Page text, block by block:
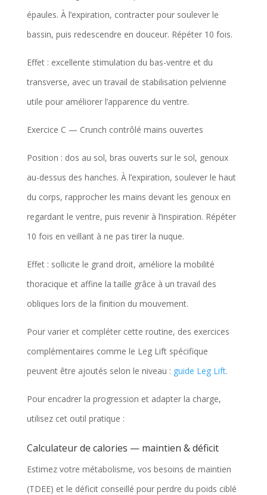
épaules. À l’expiration, contracter pour soulever le
bassin, puis redescendre en douceur. Répéter 10 fois.
Effet : excellente stimulation du bas-ventre et du
transverse, avec un travail de stabilisation pelvienne
utile pour améliorer l’apparence du ventre.
Exercice C — Crunch contrôlé mains ouvertes
Position : dos au sol, bras ouverts sur le sol, genoux
au-dessus des hanches. À l’expiration, soulever le haut
du corps, rapprocher les mains devant les genoux en
regardant le ventre, puis revenir à l’inspiration. Répéter
10 fois en veillant à ne pas tirer la nuque.
Effet : sollicite le grand droit, améliore la mobilité
thoracique et affine la taille grâce à un travail des
obliques lors de la finition du mouvement.
Pour varier et compléter cette routine, des exercices
complémentaires comme le Leg Lift spécifique
peuvent être ajoutés selon le niveau : guide Leg Lift.
Pour encadrer la progression et adapter la charge,
utilisez cet outil pratique :
Calculateur de calories — maintien & déficit
Estimez votre métabolisme, vos besoins de maintien
(TDEE) et le déficit conseillé pour perdre du poids ciblé